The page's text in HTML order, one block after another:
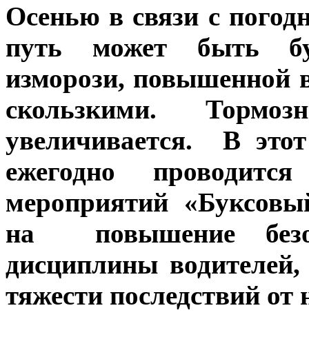
Осенью в связи с
путь может быть
изморози, повышенной
скользкими.
увеличивается. В
ежегодно
мероприятий
на повышение
дисциплины
тяжести последствий от